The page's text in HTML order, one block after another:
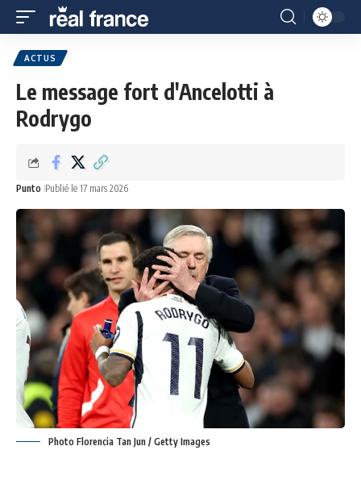
ACTUS
Le message fort d'Ancelotti à
Rodrygo
Punto Publié le 17 mars 2026
Photo Florencia Tan Jun / Getty Images